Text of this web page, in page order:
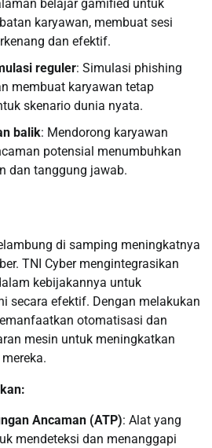
belajar gamified untuk
karyawan, membuat sesi
dan efektif.
reguler: Simulasi phishing
membuat karyawan tetap
skenario dunia nyata.
balik: Mendorong karyawan
potensial menumbuhkan
dan tanggung jawab.
di samping meningkatnya
TNI Cyber ​​mengintegrasikan
kebijakannya untuk
secara efektif. Dengan melakukan
otomatisasi dan
mesin untuk meningkatkan
Ancaman (ATP): Alat yang
mendeteksi dan menanggapi